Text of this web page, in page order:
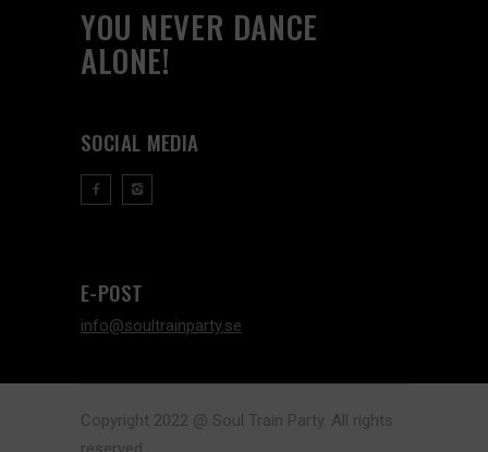
YOU NEVER DANCE
ALONE!
SOCIAL MEDIA
E-POST
info@soultrainparty.se
Copyright 2022 @ Soul Train Party. All rights